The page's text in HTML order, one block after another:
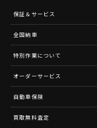
保証＆サービス
全国納車
特別作業について
オーダーサービス
自動車保険
買取無料査定